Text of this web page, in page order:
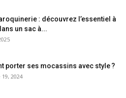
: découvrez l’essentiel à
un sac à...
porter ses mocassins avec style ?
2024